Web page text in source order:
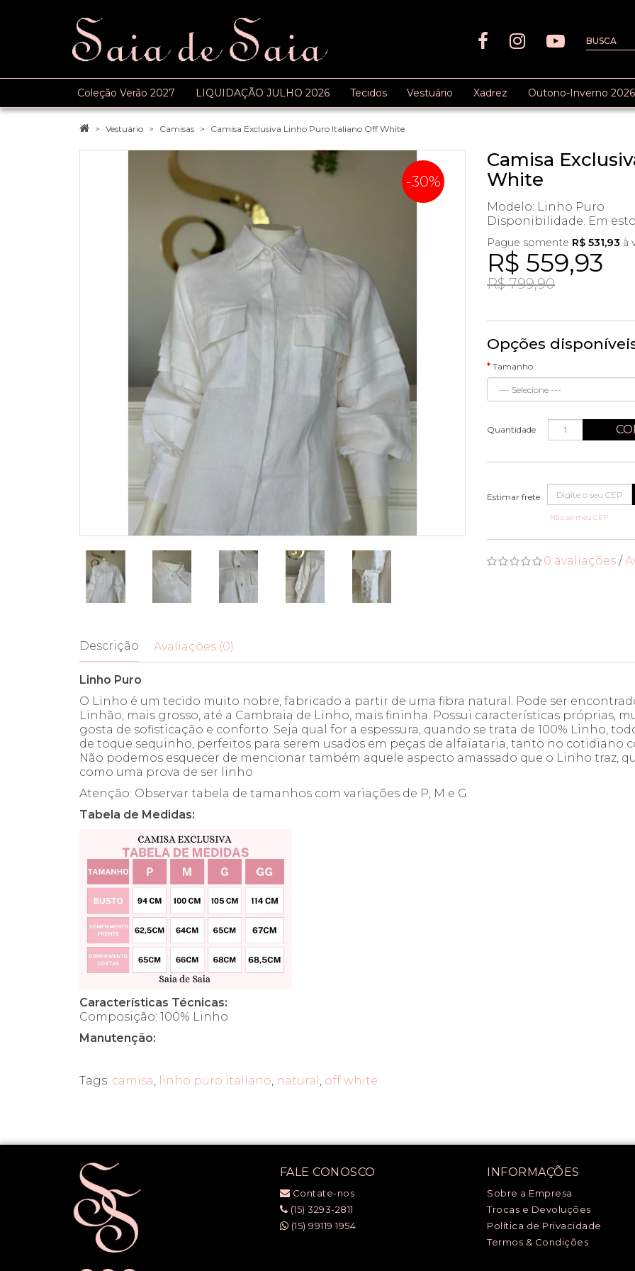
Coleção Verão 2027 LIQUIDAÇÃO JULHO 2026 Tecidos Vestuário Xadrez Outono-Inverno 2026
Vestuário Camisas Camisa Exclusiva Linho Puro Italiano Off White
-30%
Camisa
White
Modelo: Linho Puro
Disponibilidade: Em
R$ 559,93
R$ 799,90
Pague somente R$ 531,93 à
Opções
Tamanho
Quantidade
Não sei meu CEP
0 avaliações /
Descrição Avaliações (0)
Linho Puro
O Linho é um tecido muito nobre, fabricado a partir de uma fibra natural. Pode ser
Linhão, mais grosso, até a Cambraia de Linho, mais fininha. Possui características próprias,
gosta de sofisticação e conforto. Seja qual for a espessura, quando se trata de 100% Linho,
de toque sequinho, perfeitos para serem usados em peças de alfaiataria, tanto no cotidiano
Não podemos esquecer de mencionar também aquele aspecto amassado que o Linho traz,
como uma prova de ser linho
Atenção: Observar tabela de tamanhos com variações de P, M e G.
Tabela de Medidas:
Características Técnicas:
Composição: 100% Linho
Manutenção:
Tags: camisa, linho puro italiano, natural , off white
FALE CONOSCO
Contate-nos
(15) 3293-2811
(15) 99119 1954
INFORMAÇÕES
Sobre a Empresa
Trocas e Devoluções
Política de Privacidade
Termos & Condições